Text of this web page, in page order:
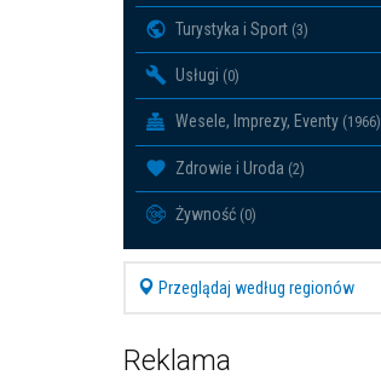
Turystyka i Sport (3)
Usługi (0)
Wesele, Imprezy, Eventy (1966)
Zdrowie i Uroda (2)
Żywność (0)
Przeglądaj według regionów
Reklama